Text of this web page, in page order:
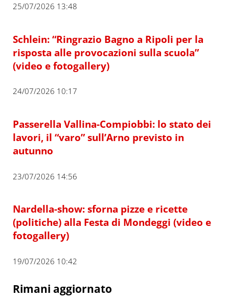
25/07/2026 13:48
Schlein: “Ringrazio Bagno a Ripoli per la
risposta alle provocazioni sulla scuola”
(video e fotogallery)
24/07/2026 10:17
Passerella Vallina-Compiobbi: lo stato dei
lavori, il “varo” sull’Arno previsto in
autunno
23/07/2026 14:56
Nardella-show: sforna pizze e ricette
(politiche) alla Festa di Mondeggi (video e
fotogallery)
19/07/2026 10:42
Rimani aggiornato